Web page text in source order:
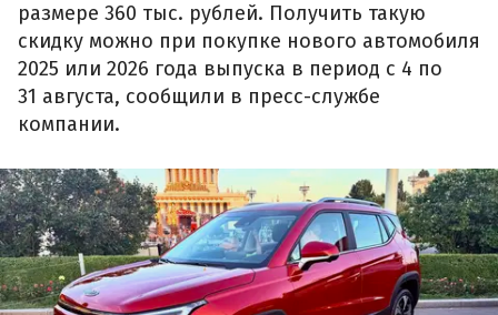
размере 360 тыс. рублей. Получить такую
скидку можно при покупке нового автомобиля
2025 или 2026 года выпуска в период с 4 по
31 августа, сообщили в пресс-службе
компании.